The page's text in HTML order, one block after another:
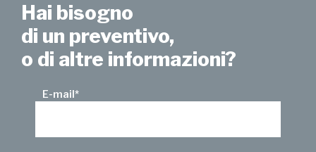
Hai bisogno
di un preventivo,
o di altre informazioni?
E-mail*